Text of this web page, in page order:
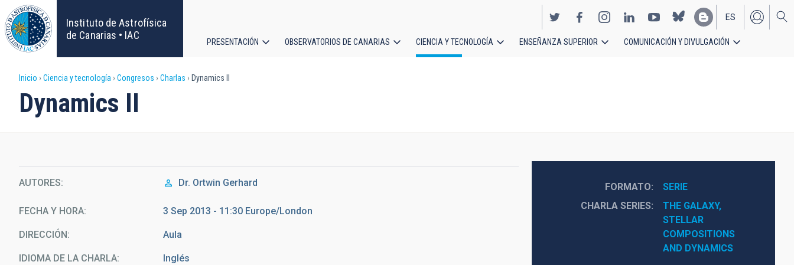
Pasar
al
contenido
principal
Instituto de Astrofísica
de Canarias • IAC
EN
ES
principal
PRESENTACIÓN OBSERVATORIOS DE CANARIAS CIENCIA Y TECNOLOGÍA ENSEÑANZA SUPERIOR COMUNICACIÓN Y DIVULGACIÓN
Sobrescribir
enlaces
ayuda
a
la
navegación
Inicio Ciencia y tecnología Congresos Charlas Dynamics II
Dynamics II
AUTORES Dr. Ortwin Gerhard
FECHA Y HORA 3 Sep 2013 - 11:30 Europe/London
DIRECCIÓN Aula
IDIOMA DE LA CHARLA Inglés
FORMATO
SERIE
CHARLA SERIES
THE GALAXY,
STELLAR
COMPOSITIONS
AND DYNAMICS